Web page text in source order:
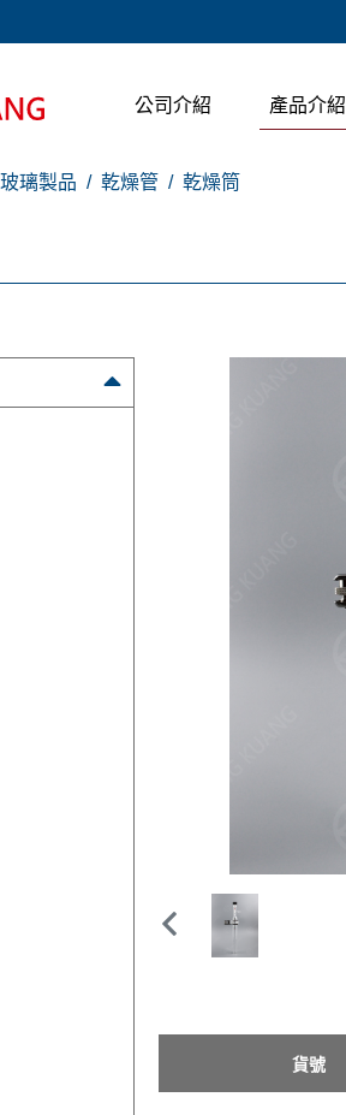
公司介紹 產品介紹
璃製品 乾燥管 乾燥筒
貨號